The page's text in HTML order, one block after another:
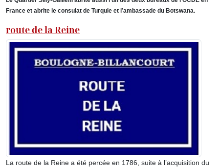
France et abrite le consulat de Turquie et l’ambassade du Botswana.
route de la Reine
La route de la Reine a été percée en 1786, suite à l’acquisition du